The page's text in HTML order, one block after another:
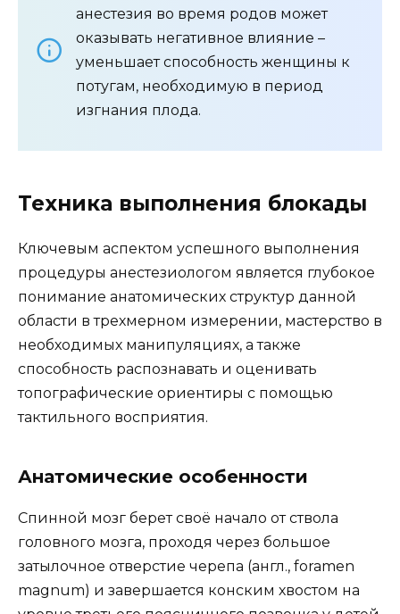
анестезия во время родов может
оказывать негативное влияние –
уменьшает способность женщины к
потугам, необходимую в период
изгнания плода.
Техника выполнения блокады
Ключевым аспектом успешного выполнения
процедуры анестезиологом является глубокое
понимание анатомических структур данной
области в трехмерном измерении, мастерство в
необходимых манипуляциях, а также
способность распознавать и оценивать
топографические ориентиры с помощью
тактильного восприятия.
Анатомические особенности
Спинной мозг берет своё начало от ствола
головного мозга, проходя через большое
затылочное отверстие черепа (англ., foramen
magnum) и завершается конским хвостом на